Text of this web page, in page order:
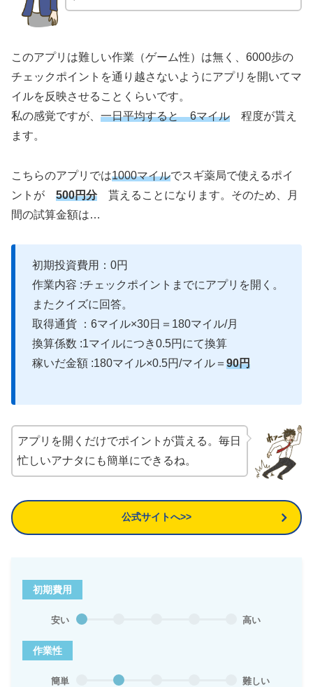
このアプリは難しい作業（ゲーム性）は無く、6000歩の
チェックポイントを通り越さないようにアプリを開いてマ
イルを反映させることくらいです。
私の感覚ですが、 一日平均すると 6マイル 程度が貰え
ます。
こちらのアプリでは1000マイルでスギ薬局で使えるポイ
ントが 500円分貰えることになります。そのため、月
間の試算金額は…
初期投資費用：0円
作業内容 :チェックポイントまでにアプリを開く。
またクイズに回答。
取得通貨 ：6マイル×30日＝180マイル/月
換算係数 :1マイルにつき0.5円にて換算
稼いだ金額 :180マイル×0.5円/マイル＝ 90円
アプリを開くだけでポイントが貰える。毎日
忙しいアナタにも簡単にできるね。
公式サイトへ>>
初期費用
安い 高い
作業性
簡単 難しい